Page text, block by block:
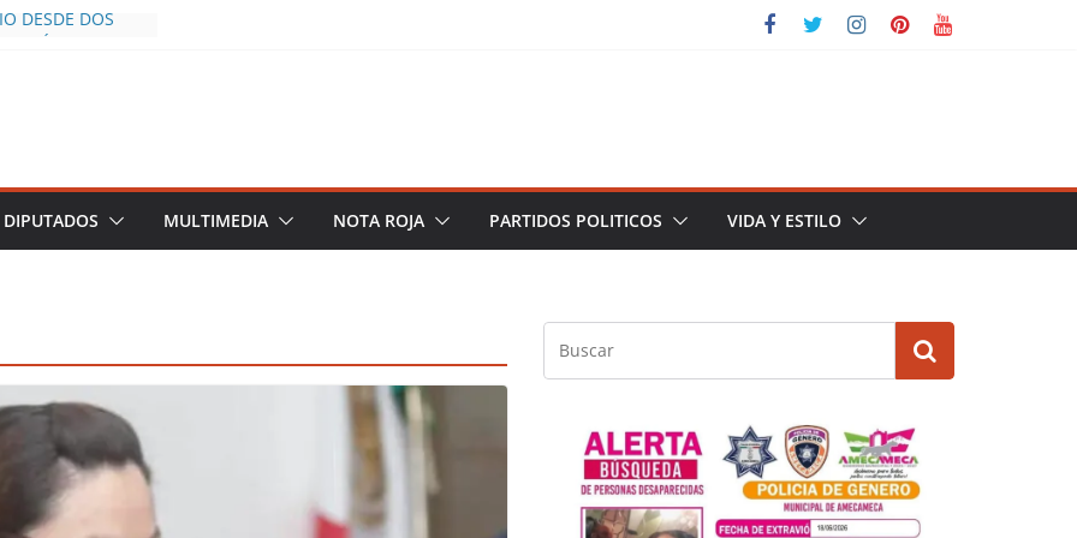
DESDE DOS
AL INFLUENCER
EN
A LAS
TERMINA
DE
DEL PLAN
DIPUTADOS MULTIMEDIA NOTA ROJA PARTIDOS POLITICOS VIDA Y ESTILO